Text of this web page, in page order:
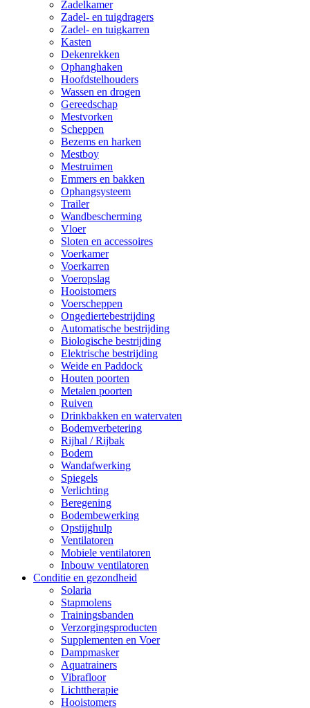
Zadelkamer
Zadel- en tuigdragers
Zadel- en tuigkarren
Kasten
Dekenrekken
Ophanghaken
Hoofdstelhouders
Wassen en drogen
Gereedschap
Mestvorken
Scheppen
Bezems en harken
Mestboy
Mestruimen
Emmers en bakken
Ophangsysteem
Trailer
Wandbescherming
Vloer
Sloten en accessoires
Voerkamer
Voerkarren
Voeropslag
Hooistomers
Voerscheppen
Ongediertebestrijding
Automatische bestrijding
Biologische bestrijding
Elektrische bestrijding
Weide en Paddock
Houten poorten
Metalen poorten
Ruiven
Drinkbakken en watervaten
Bodemverbetering
Rijhal / Rijbak
Bodem
Wandafwerking
Spiegels
Verlichting
Beregening
Bodembewerking
Opstijghulp
Ventilatoren
Mobiele ventilatoren
Inbouw ventilatoren
Conditie en gezondheid
Solaria
Stapmolens
Trainingsbanden
Verzorgingsproducten
Supplementen en Voer
Dampmasker
Aquatrainers
Vibrafloor
Lichttherapie
Hooistomers